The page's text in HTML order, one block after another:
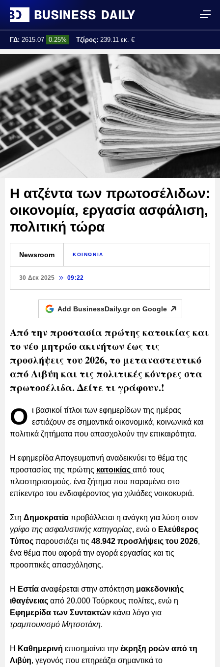
ΓΔ: 2615.07 0.25% Τζίρος: 239.11 εκ. €
Τελ. ενημέρωση: 17:25:01
Η ατζέντα των πρωτοσέλιδων:
οικονομία, εργασία ασφάλιση,
πολιτική τώρα
Newsroom ΚΟΙΝΩΝΙΑ
30 Δεκ 2025 09:22
Add BusinessDaily.gr on Google
Από την προστασία πρώτης κατοικίας και
το νέο μητρώο ακινήτων έως τις
προσλήψεις του 2026, το μεταναστευτικό
από Λιβύη και τις πολιτικές κόντρες στα
πρωτοσέλιδα. Δείτε τι γράφουν.!
Ο ι βασικοί τίτλοι των εφημερίδων της ημέρας
εστιάζουν σε σημαντικά οικονομικά, κοινωνικά και
πολιτικά ζητήματα που απασχολούν την επικαιρότητα.
Η εφημερίδα Απογευματινή αναδεικνύει το θέμα της
προστασίας της πρώτης κατοικίας από τους
πλειστηριασμούς, ένα ζήτημα που παραμένει στο
επίκεντρο του ενδιαφέροντος για χιλιάδες νοικοκυριά.
Στη Δημοκρατία προβάλλεται η ανάγκη για λύση στον
γρίφο της ασφαλιστικής κατηγορίας, ενώ ο Ελεύθερος
Τύπος παρουσιάζει τις 48.942 προσλήψεις του 2026,
ένα θέμα που αφορά την αγορά εργασίας και τις
προοπτικές απασχόλησης.
Η Εστία αναφέρεται στην απόκτηση μακεδονικής
ιθαγένειας από 20.000 Τούρκους πολίτες, ενώ η
Εφημερίδα των Συντακτών κάνει λόγο για
τραμπουκισμό Μητσοτάκη.
Η Καθημερινή επισημαίνει την έκρηξη ροών από τη
Λιβύη, γεγονός που επηρεάζει σημαντικά το